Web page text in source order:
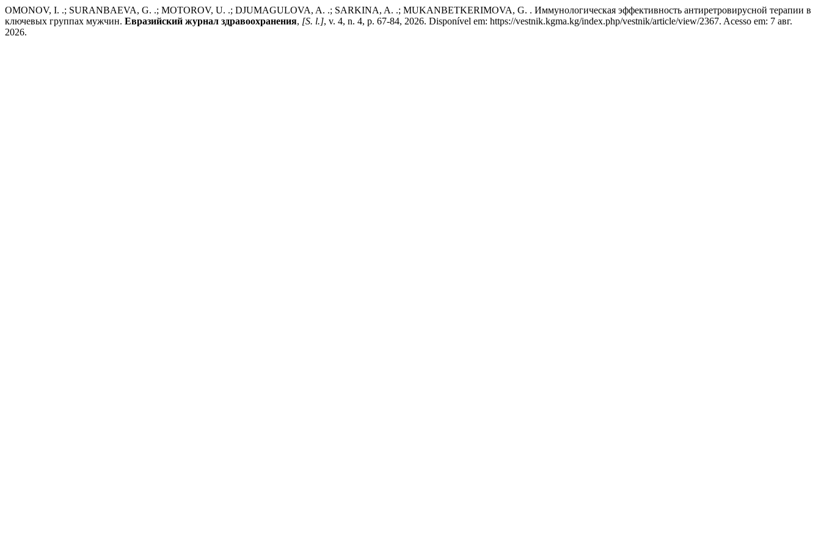
OMONOV, I. .; SURANBAEVA, G. .; MOTOROV, U. .; DJUMAGULOVA, A. .; SARKINA, A. .; MUKANBETKERIMOVA, G. . Иммунологическая эффективность антиретровирусной терапии в
ключевых группах мужчин. Евразийский журнал здравоохранения, [S. l.], v. 4, n. 4, p. 67-84, 2026. Disponível em: https://vestnik.kgma.kg/index.php/vestnik/article/view/2367. Acesso em: 7 авг.
2026.